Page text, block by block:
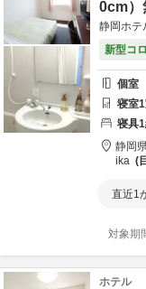
0cm）
静岡ホテ
新型コ
個室
寝室1
寝具1
静岡
ika
直近1
対象期
ホテル